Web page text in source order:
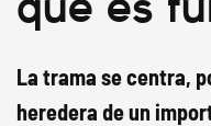
La trama se centra,
heredera de un